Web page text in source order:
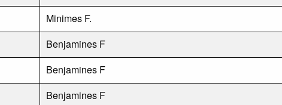
Minimes F.
Benjamines F
Benjamines F
Benjamines F